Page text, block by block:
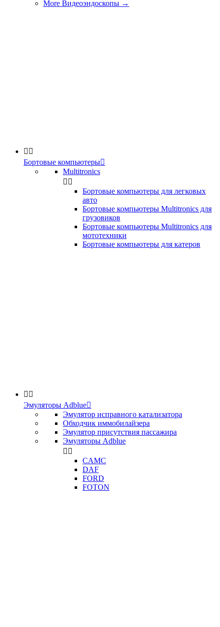
More Видеоэндоскопы →
 
Бортовые компьютеры
Multitronics
 
Бортовые компьютеры для легковых
авто
Бортовые компьютеры Multitronics для
грузовиков
Бортовые компьютеры Multitronics для
мототехники
Бортовые компьютеры для катеров
 
Эмуляторы Adblue
Эмулятор исправного катализатора
Обходчик иммобилайзера
Эмулятор присутствия пассажира
Эмуляторы Adblue
 
CAMC
DAF
FORD
FOTON